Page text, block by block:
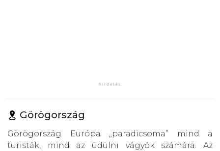
Görögország
Görögország Európa „paradicsoma” mind a
turisták, mind az üdülni vágyók számára. Az